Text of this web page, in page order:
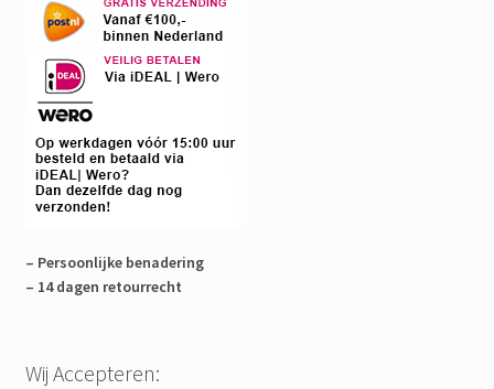
– Persoonlijke benadering
– 14 dagen retourrecht
Wij Accepteren: